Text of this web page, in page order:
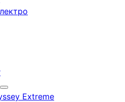
Extreme